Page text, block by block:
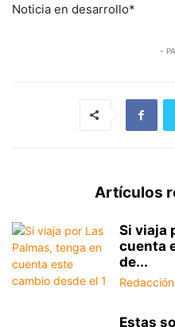
Noticia en desarrollo*
-
Artículos
Si viaja
cuenta
de...
Estas